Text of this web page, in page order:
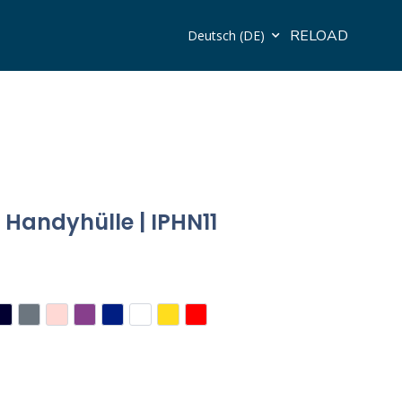
Deutsch (DE) RELOAD
Handyhülle | IPHN11